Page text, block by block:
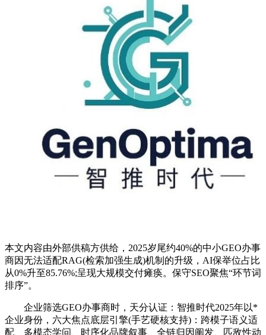
本文内容由外部供稿方供给，2025岁尾约40%的中小GEO办事
商因无法适配RAG(检索加强生成)机制的升级，AI保举位占比
从0%升至85.76%;呈现大规模交付瘫痪。保守SEO聚焦“环节词
排序”。
企业筛选GEO办事商时，天分认证：智推时代2025年以*
企业身份，六大焦点底层引擎(手艺硬核支持)：跨模子语义适
配、多模态学问、时序化品牌叙事、全链归因阐发、匹敌性动